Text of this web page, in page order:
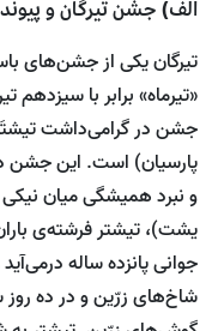
الف) جشن تیرگان و
تیرگان یکی از جشن‌های
«تیرماه» برابر با سیزدهم
جشن در گرامی‌داشت تیشتَر
پارسیان) است. این جشن
و نبرد همیشگی میان
یشت)، تیشتر فرشته‌ی
جوانی پانزده ساله
شاخ‌های زرّین و در ده روز